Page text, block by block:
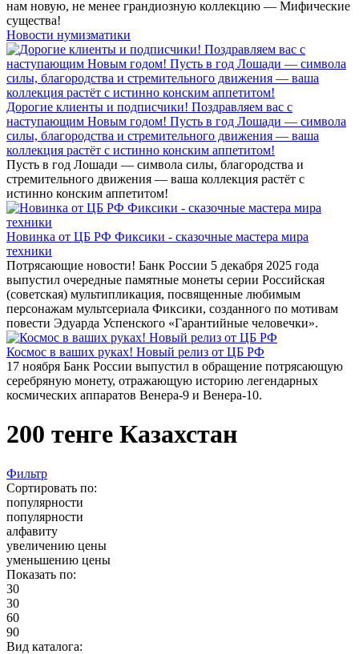
нам новую, не менее грандиозную коллекцию — Мифические
существа!
Новости нумизматики
Дорогие клиенты и подписчики! Поздравляем вас с
наступающим Новым годом! Пусть в год Лошади — символа
силы, благородства и стремительного движения — ваша
коллекция растёт с истинно конским аппетитом!
Пусть в год Лошади — символа силы, благородства и
стремительного движения — ваша коллекция растёт с
истинно конским аппетитом!
Новинка от ЦБ РФ Фиксики - сказочные мастера мира
техники
Потрясающие новости! Банк России 5 декабря 2025 года
выпустил очередные памятные монеты серии Российская
(советская) мультипликация, посвященные любимым
персонажам мультсериала Фиксики, созданного по мотивам
повести Эдуарда Успенского «Гарантийные человечки».
Космос в ваших руках! Новый релиз от ЦБ РФ
17 ноября Банк России выпустил в обращение потрясающую
серебряную монету, отражающую историю легендарных
космических аппаратов Венера-9 и Венера-10.
200 тенге Казахстан
Фильтр
Сортировать по:
популярности
популярности
алфавиту
увеличению цены
уменьшению цены
Показать по:
30
30
60
90
Вид каталога: